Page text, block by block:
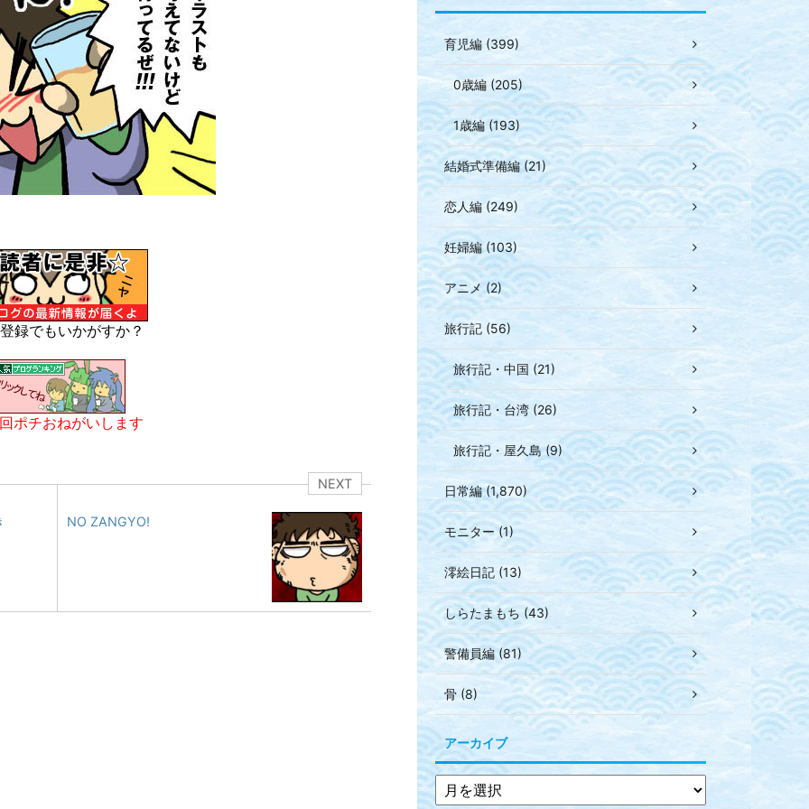
録でもいかがすか？
ポチおねがいします
NEXT
NO ZANGYO!
育児編 (399)
0歳編 (205)
1歳編 (193)
結婚式準備編 (21)
恋人編 (249)
妊婦編 (103)
アニメ (2)
旅行記 (56)
旅行記・中国 (21)
旅行記・台湾 (26)
旅行記・屋久島 (9)
日常編 (1,870)
モニター (1)
澪絵日記 (13)
しらたまもち (43)
警備員編 (81)
骨 (8)
アーカイブ